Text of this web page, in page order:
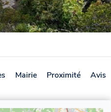
Mairie Proximité Avis